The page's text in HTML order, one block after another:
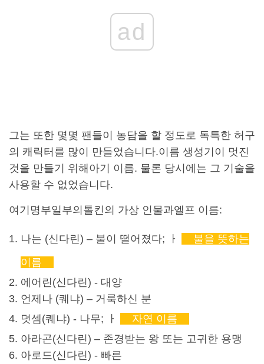
ad
그는 또한 몇몇 팬들이 농담을 할 정도로 독특한 허구
의 캐릭터를 많이 만들었습니다.이름 생성기 이 멋진
것을 만들기 위해 아기 이름. 물론 당시에는 그 기술을
사용할 수 없었습니다.
여기 명부일부의 톨킨의 가상 인물과엘프 이름:
나는 (신다린) – 불이 떨어졌다; ㅏ
불을 뜻하는
이름
에어린(신다린) - 대양
언제나 (퀘냐) – 거룩하신 분
덧셈(퀘냐) - 나무; ㅏ
자연 이름
아라곤(신다린) – 존경받는 왕 또는 고귀한 용맹
아로드(신다린) - 빠른